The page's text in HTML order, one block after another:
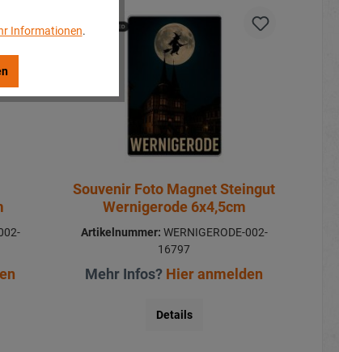
Souvenir Foto Magnet Steingut
Wernigerode 6x4,5cm
Artikelnummer: WERNIGERODE-002-
16797
Mehr Infos? Hier anmelden
Details
Informationen.